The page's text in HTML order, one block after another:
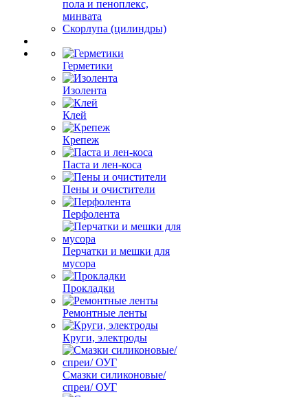
пола и пеноплекс,
минвата
Скорлупа (цилиндры)
Герметики
Изолента
Клей
Крепеж
Паста и лен-коса
Пены и очистители
Перфолента
Перчатки и мешки для
мусора
Прокладки
Ремонтные ленты
Круги, электроды
Смазки силиконовые/
спреи/ ОУГ